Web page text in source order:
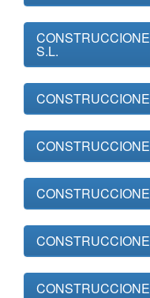
S.L.